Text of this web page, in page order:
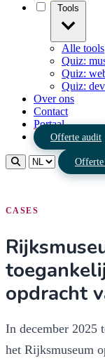
Alle tools
Quiz:
Quiz:
Quiz:
Over ons
Contact
Portaal
Offerte audit
CASES
opdracht
In december 2025
het Rijksmuseum